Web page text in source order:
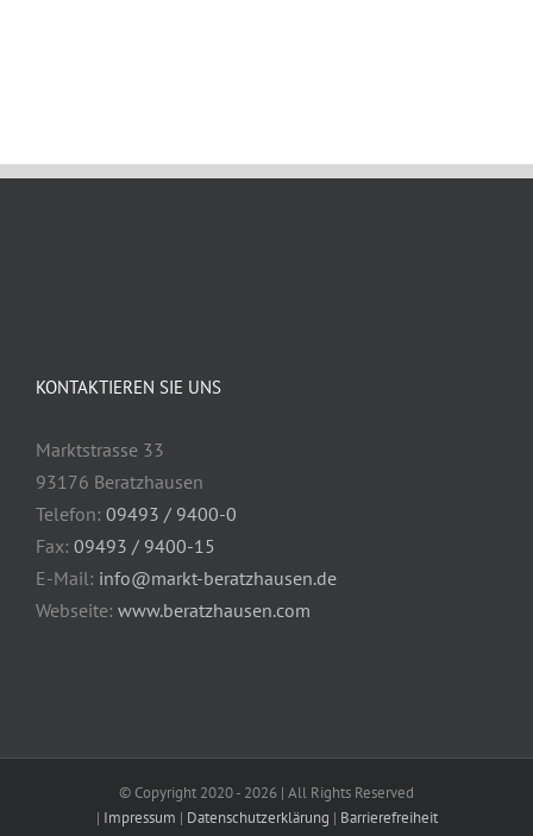
KONTAKTIEREN SIE UNS
Marktstrasse 33
93176 Beratzhausen
Telefon: 09493 / 9400-0
Fax: 09493 / 9400-15
E-Mail: info@markt-beratzhausen.de
Webseite: www.beratzhausen.com
© Copyright 2020 - 2026 | All Rights Reserved
| Impressum | Datenschutzerklärung | Barrierefreiheit